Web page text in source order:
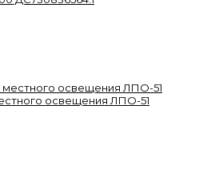
освещения ЛПО-51